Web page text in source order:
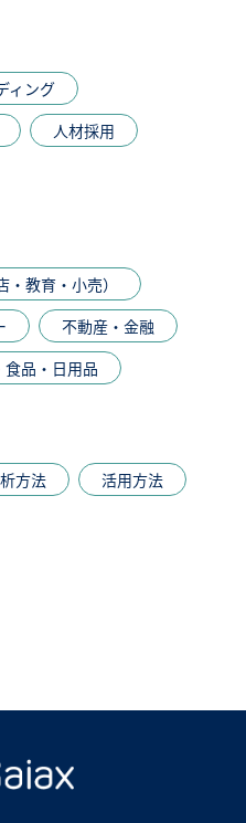
ィング
人材採用
教育・小売）
不動産・金融
食品・日用品
方法
活用方法